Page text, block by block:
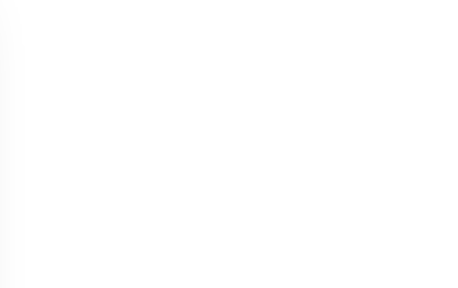
le bandeau des cookies